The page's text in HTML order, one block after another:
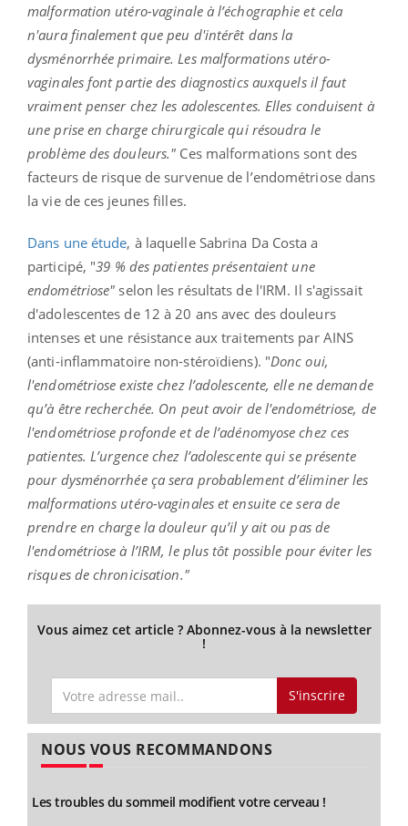
malformation utéro-vaginale à l’échographie et cela
n'aura finalement que peu d'intérêt dans la
dysménorrhée primaire. Les malformations utéro-
vaginales font partie des diagnostics auxquels il faut
vraiment penser chez les adolescentes. Elles conduisent à
une prise en charge chirurgicale qui résoudra le
problème des douleurs." Ces malformations sont des
facteurs de risque de survenue de l’endométriose dans
la vie de ces jeunes filles.
Dans une étude, à laquelle Sabrina Da Costa a
participé, "39 % des patientes présentaient une
endométriose" selon les résultats de l'IRM. Il s'agissait
d'adolescentes de 12 à 20 ans avec des douleurs
intenses et une résistance aux traitements par AINS
(anti-inflammatoire non-stéroïdiens). "Donc oui,
l'endométriose existe chez l’adolescente, elle ne demande
qu’à être recherchée. On peut avoir de l'endométriose, de
l'endométriose profonde et de l’adénomyose chez ces
patientes. L ’urgence chez l’adolescente qui se présente
pour dysménorrhée ça sera probablement d’éliminer les
malformations utéro-vaginales et ensuite ce sera de
prendre en charge la douleur qu’il y ait ou pas de
l'endométriose à l’IRM, le plus tôt possible pour éviter les
risques de chronicisation."
Vous aimez cet article ? Abonnez-vous à la newsletter
!
S'inscrire
NOUS VOUS RECOMMANDONS
Les troubles du sommeil modifient votre cerveau !